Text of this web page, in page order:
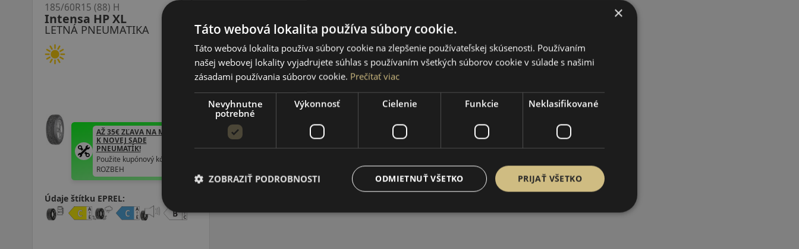
LETNÁ PNEUMATIKA
Intensa HP XL
185/60R15 (88) H
AŽ 35€ ZĽAVA NA MONTÁŽ
K NOVEJ SADE
PNEUMATÍK!
Použite kupónový kód
ROZBEH
Údaje štítku EPREL:
×
Táto webová lokalita používa súbory cookie.
Táto webová lokalita používa súbory cookie na zlepšenie používateľskej skúsenosti. Používaním
našej webovej lokality vyjadrujete súhlas s používaním všetkých súborov cookie v súlade s našimi
zásadami používania súborov cookie. Prečítať viac
Nevyhnutne
potrebné
Výkonnosť Cielenie Funkcie Neklasifikované
PRIJAŤ VŠETKO
ODMIETNUŤ VŠETKO
ZOBRAZIŤ PODROBNOSTI